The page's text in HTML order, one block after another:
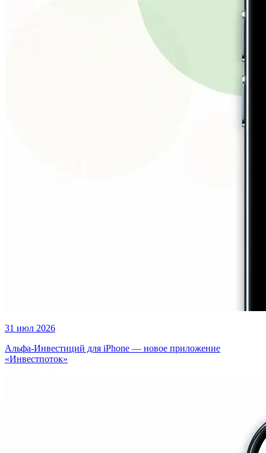
31 июл 2026
Альфа-Инвестиций для iPhone — новое приложение
«Инвестпоток»